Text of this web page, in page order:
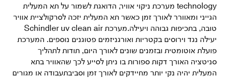
technology מערכת ניקוי אוויר, הדואגת לשמור על תא המעלית
הגייני ומאוורר לאורך זמן כאשר תא המעלית יזכה לסרקולציית אוויר
טובה, בתכיפות גבוהה ויעילה.מערכת Schindler uv clean air
יעילה נגד וירוסים בקטריות ואורגניזמים פטוגנים נוספים. המערכת
פועלת אוטומטית ובזמנים שונים לאורך היום, תודות לתהליך
סניטציה האורך דקות ספורות בו ניתן לסייע לכך שהאוויר בתא
המעלית יהיה נקי יותר מחיידקים לאורך זמן וסביבתעבודה או מגורים